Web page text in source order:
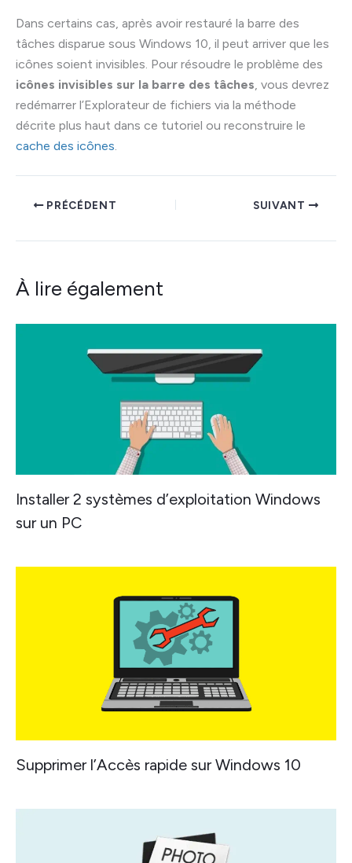
Dans certains cas, après avoir restauré la barre des
tâches disparue sous Windows 10, il peut arriver que les
icônes soient invisibles. Pour résoudre le problème des
icônes invisibles sur la barre des tâches, vous devrez
redémarrer l’Explorateur de fichiers via la méthode
décrite plus haut dans ce tutoriel ou reconstruire le
cache des icônes.
PRÉCÉDENT SUIVANT
À lire également
Installer 2 systèmes d’exploitation Windows
sur un PC
Supprimer l’Accès rapide sur Windows 10